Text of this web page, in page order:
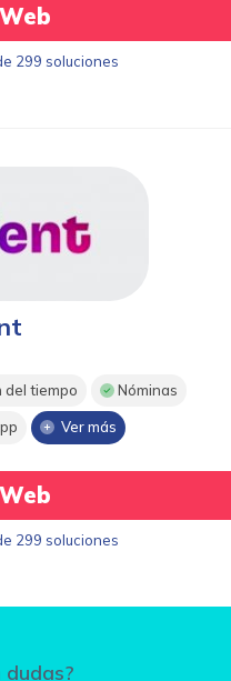
299 soluciones
tiempo Nóminas
Ver más
299 soluciones
dudas?